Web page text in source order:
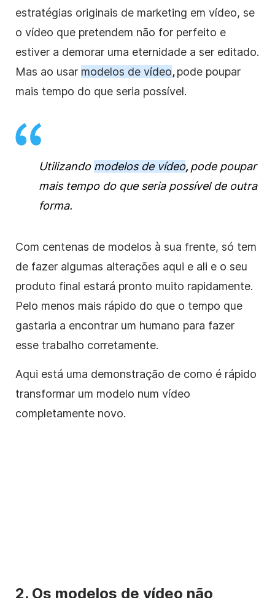
estratégias originais de marketing em vídeo, se
o vídeo que pretendem não for perfeito e
estiver a demorar uma eternidade a ser editado.
Mas ao usar modelos de vídeo,pode poupar
mais tempo do que seria possível.
Utilizando modelos de vídeo,pode poupar
mais tempo do que seria possível de outra
forma.
Com centenas de modelos à sua frente, só tem
de fazer algumas alterações aqui e ali e o seu
produto final estará pronto muito rapidamente.
Pelo menos mais rápido do que o tempo que
gastaria a encontrar um humano para fazer
esse trabalho corretamente.
Aqui está uma demonstração de como é rápido
transformar um modelo num vídeo
completamente novo.
2. Os modelos de vídeo não